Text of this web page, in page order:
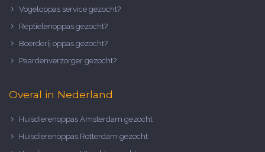
Vogeloppas service gezocht?
Reptielenoppas gezocht?
Boerderij oppas gezocht?
Paardenverzorger gezocht?
Overal in Nederland
Huisdierenoppas Amsterdam gezocht
Huisdierenoppas Rotterdam gezocht